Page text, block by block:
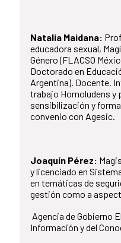
Natalia Maidana:
educadora sexual,
Género (FLACSO
Doctorado en
Argentina). Docente.
trabajo Homoludens y
sensibilización y
convenio con Agesic.
Joaquín Pérez:
y licenciado en
en temáticas de
gestión como a
Agencia de Gobierno
Información y del